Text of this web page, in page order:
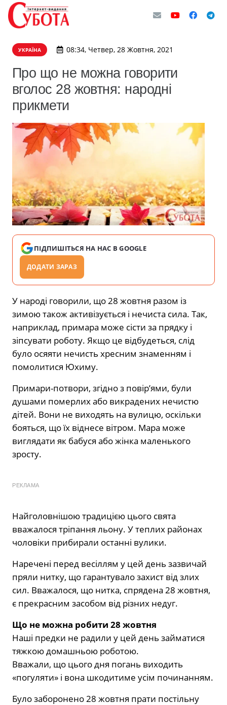
УКРАЇНА 08:34, Четвер, 28 Жовтня, 2021
Про що не можна говорити
вголос 28 жовтня: народні
прикмети
ПІДПИШІТЬСЯ НА НАС В GOOGLE
ДОДАТИ ЗАРАЗ
У народі говорили, що 28 жовтня разом із
зимою також активізується і нечиста сила. Так,
наприклад, примара може сісти за прядку і
зіпсувати роботу. Якщо це відбудеться, слід
було осяяти нечисть хресним знаменням і
помолитися Юхиму.
Примари-потвори, згідно з повір’ями, були
душами померлих або викрадених нечистю
дітей. Вони не виходять на вулицю, оскільки
бояться, що їх віднесе вітром. Мара може
виглядати як бабуся або жінка маленького
зросту.
РЕКЛАМА
Найголовнішою традицією цього свята
вважалося тріпання льону. У теплих районах
чоловіки прибирали останні вулики.
Наречені перед весіллям у цей день зазвичай
пряли нитку, що гарантувало захист від злих
сил. Вважалося, що нитка, спрядена 28 жовтня,
є прекрасним засобом від різних недуг.
Що не можна робити 28 жовтня
Наші предки не радили у цей день займатися
тяжкою домашньою роботою.
Вважали, що цього дня погань виходить
«погуляти» і вона шкодитиме усім починанням.
Було заборонено 28 жовтня прати постільну